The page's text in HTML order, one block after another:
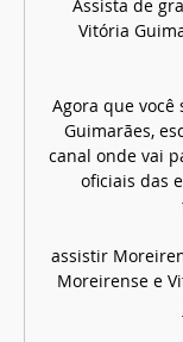
Assista de
Vitória
Agora que
Guimarães,
canal onde vai
oficiais das
assistir
Moreirense e